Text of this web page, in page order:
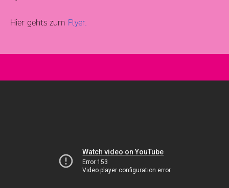
Hier gehts zum Flyer.